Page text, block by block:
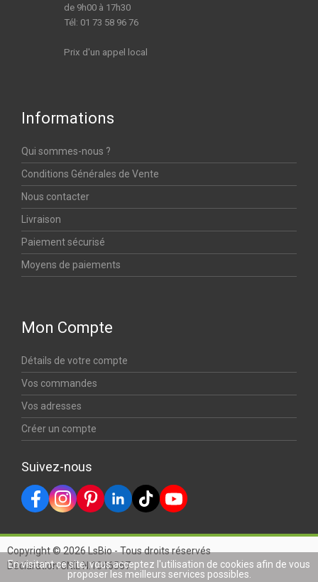
de 9h00 à 17h30
Tél: 01 73 58 96 76
Prix d'un appel local
Informations
Qui sommes-nous ?
Conditions Générales de Vente
Nous contacter
Livraison
Paiement sécurisé
Moyens de paiements
Mon Compte
Détails de votre compte
Vos commandes
Vos adresses
Créer un compte
Suivez-nous
Copyright © 2026 LsBio - Tous droits réservés
Déclaration CNIL N.1346567
En visitant ce site, vous acceptez l'utilisation de cookies afin de vous
proposer les meilleurs services possibles.